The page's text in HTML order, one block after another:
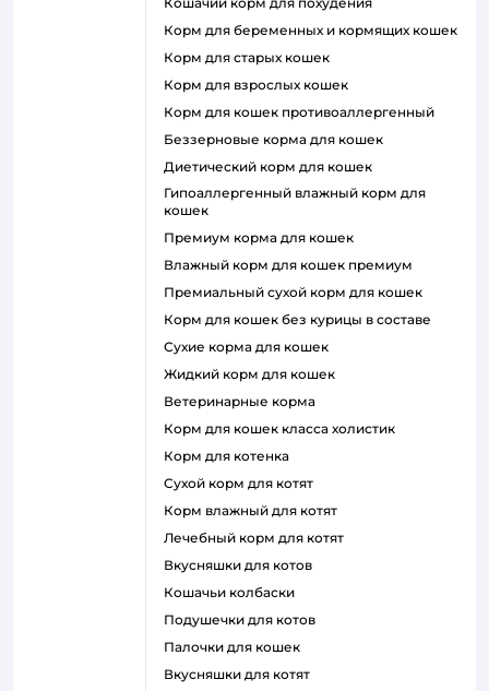
корм для беременных и кормящих кошек
корм для старых кошек
корм для взрослых кошек
корм для кошек противоаллергенный
беззерновые корма для кошек
диетический корм для кошек
гипоаллергенный влажный корм для
кошек
премиум корма для кошек
влажный корм для кошек премиум
премиальный сухой корм для кошек
корм для кошек без курицы в составе
сухие корма для кошек
жидкий корм для кошек
ветеринарные корма
корм для кошек класса холистик
корм для котенка
сухой корм для котят
корм влажный для котят
лечебный корм для котят
вкусняшки для котов
кошачьи колбаски
подушечки для котов
палочки для кошек
вкусняшки для котят